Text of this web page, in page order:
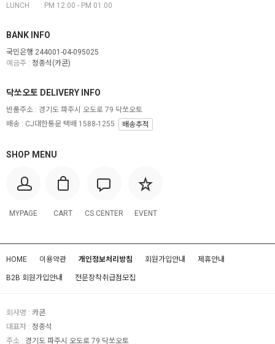
LUNCH : PM 12:00 - PM 01:00
BANK INFO
국민은행 244001-04-095025
예금주 : 정종석(카콘)
SHOP MENU
MYPAGE CART CS CENTER EVENT
닥쏘오토 DELIVERY INFO
반품주소 : 경기도 파주시 오도로 79 닥쏘오토
배송 : CJ대한통운 택배 1588-1255
배송추적
HOME 이용약관 개인정보처리방침 회원가입안내 제휴안내
B2B 회원가입안내 전문장착취급점모집
회사명 : 카콘
대표자 : 정종석
주소 : 경기도 파주시 오도로 79 닥쏘오토